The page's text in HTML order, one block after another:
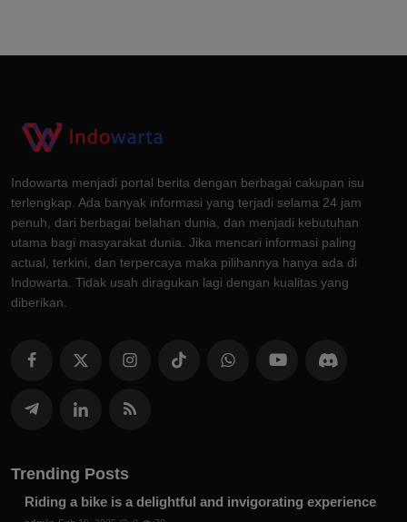
Indowarta menjadi portal berita dengan berbagai cakupan isu
terlengkap. Ada banyak informasi yang terjadi selama 24 jam
penuh, dari berbagai belahan dunia, dan menjadi kebutuhan
utama bagi masyarakat dunia. Jika mencari informasi paling
actual, terkini, dan terpercaya maka pilihannya hanya ada di
Indowarta. Tidak usah diragukan lagi dengan kualitas yang
diberikan.
Trending Posts
Riding a bike is a delightful and invigorating experience